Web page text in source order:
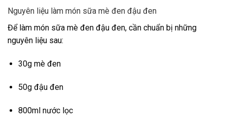
Nguyên liệu làm món sữa mè đen đậu đen
Để làm món sữa mè đen đậu đen, cần chuẩn bị những
nguyên liệu sau:
30g mè đen
50g đậu đen
800ml nước lọc